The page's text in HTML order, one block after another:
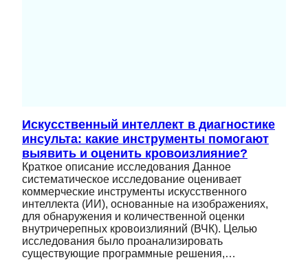
Искусственный интеллект в диагностике
инсульта: какие инструменты помогают
выявить и оценить кровоизлияние?
Краткое описание исследования Данное
систематическое исследование оценивает
коммерческие инструменты искусственного
интеллекта (ИИ), основанные на изображениях,
для обнаружения и количественной оценки
внутричерепных кровоизлияний (ВЧК). Целью
исследования было проанализировать
существующие программные решения,…